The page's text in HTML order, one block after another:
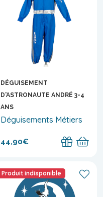
DÉGUISEMENT
D'ASTRONAUTE ANDRÉ 3-4
ANS
Déguisements Métiers
44,90€
Produit indisponible